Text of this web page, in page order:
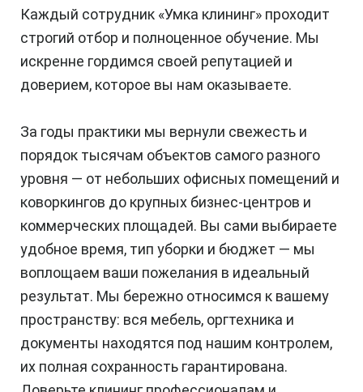
Каждый сотрудник «Умка клининг» проходит
строгий отбор и полноценное обучение. Мы
искренне гордимся своей репутацией и
доверием, которое вы нам оказываете.
За годы практики мы вернули свежесть и
порядок тысячам объектов самого разного
уровня — от небольших офисных помещений и
коворкингов до крупных бизнес-центров и
коммерческих площадей. Вы сами выбираете
удобное время, тип уборки и бюджет — мы
воплощаем ваши пожелания в идеальный
результат. Мы бережно относимся к вашему
пространству: вся мебель, оргтехника и
документы находятся под нашим контролем,
их полная сохранность гарантирована.